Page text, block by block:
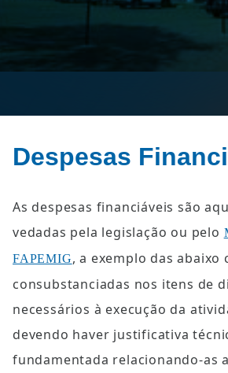
Despesas
As despesas financiáveis são
vedadas pela legislação ou pelo
FAPEMIG, a exemplo das abaixo
consubstanciadas nos itens de
necessários à execução da
devendo haver justificativa
fundamentada relacionando-as